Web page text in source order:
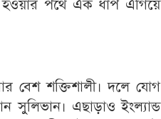
হওয়ার পথে এক ধাপ এগিয়ে
বেশ শক্তিশালী। দলে যোগ
সুলিভান। এছাড়াও ইংল্যান্ড